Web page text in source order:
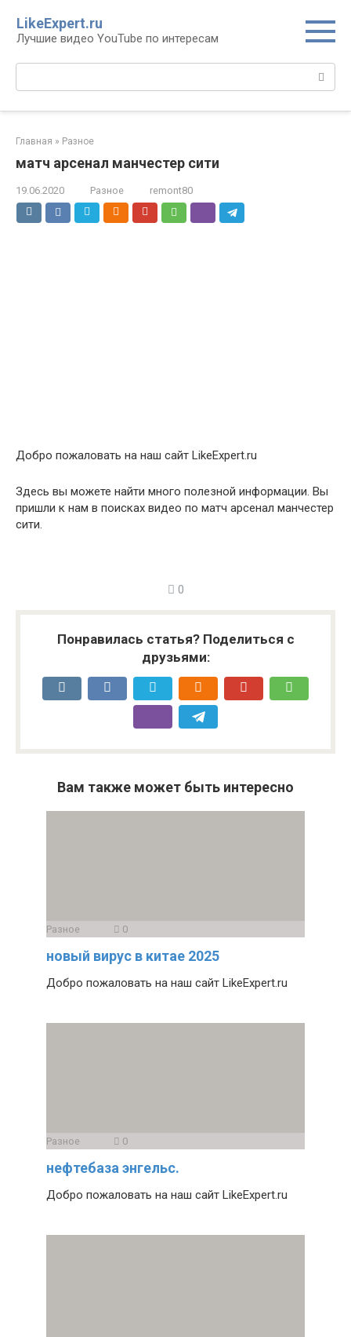
контенту
LikeExpert.ru
Лучшие видео YouTube по интересам
Главная » Разное
матч арсенал манчестер сити
19.06.2020 Разное remont80
Добро пожаловать на наш сайт LikeExpert.ru
Здесь вы можете найти много полезной информации. Вы
пришли к нам в поисках видео по матч арсенал манчестер
сити.
0
Понравилась статья? Поделиться с
друзьями:
Вам также может быть интересно
Разное 0
новый вирус в китае 2025
Добро пожаловать на наш сайт LikeExpert.ru
Разное 0
нефтебаза энгельс.
Добро пожаловать на наш сайт LikeExpert.ru